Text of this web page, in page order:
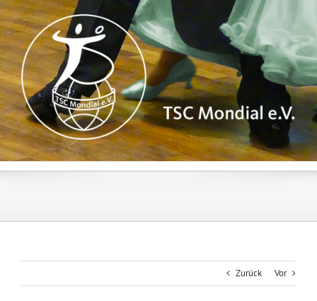
Zum
Inhalt
springen
Zurück Vor